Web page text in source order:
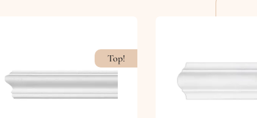
Top!